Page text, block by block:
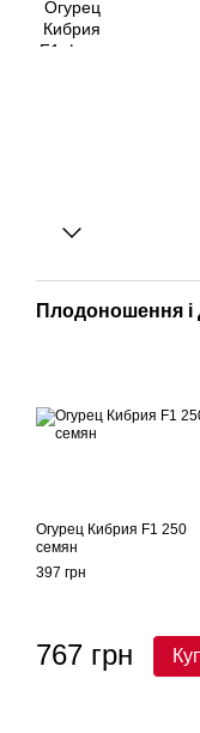
Плодоношення і
Огурец Кибрия F1 250
семян
397 грн
767 грн